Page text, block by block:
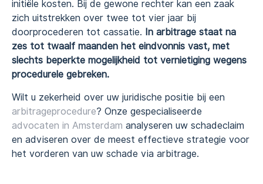
initiële kosten. Bij de gewone rechter kan een zaak
zich uitstrekken over twee tot vier jaar bij
doorprocederen tot cassatie. In arbitrage staat na
zes tot twaalf maanden het eindvonnis vast, met
slechts beperkte mogelijkheid tot vernietiging wegens
procedurele gebreken.
Wilt u zekerheid over uw juridische positie bij een
arbitrageprocedure? Onze gespecialiseerde
advocaten in Amsterdam analyseren uw schadeclaim
en adviseren over de meest effectieve strategie voor
het vorderen van uw schade via arbitrage.